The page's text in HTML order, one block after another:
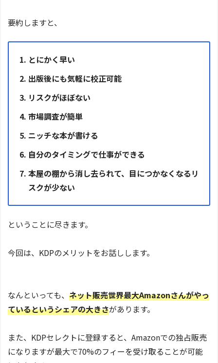
要約しますと、
とにかく早い
出版後にも気軽に校正可能
リスクがほぼない
市場調査が簡単
ニッチな本が書ける
自分のタイミングで仕事ができる
本屋の棚から消し去られて、目につかなくなるリ
スクが少ない
ということに尽きます。
今回は、KDPのメリットをお話しします。
なんといっても、 ネット販売世界最大Amazonさんがやっ
ているというシェアの大きさがあります。
また、KDPセレクトに登録すると、Amazonでの独占販売
になりますが最大で70%のフィーを受け取ることが可能